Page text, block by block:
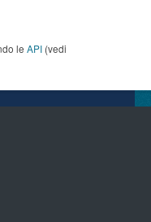
le API (vedi